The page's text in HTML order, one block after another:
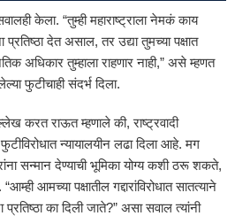
केला. “तुम्ही महाराष्ट्राला नेमकं काय
प्रतिष्ठा देत असाल, तर उद्या तुमच्या पक्षात
अधिकार तुम्हाला राहणार नाही,” असे म्हणत
फुटीचाही संदर्भ दिला.
करत राऊत म्हणाले की, राष्ट्रवादी
न्यायालयीन लढा दिला आहे. मग
सन्मान देण्याची भूमिका योग्य कशी ठरू शकते,
आमच्या पक्षातील गद्दारांविरोधात सातत्याने
का दिली जाते?” असा सवाल त्यांनी